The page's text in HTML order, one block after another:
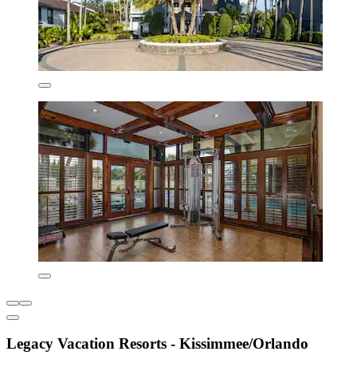
Legacy Vacation Resorts - Kissimmee/Orlando